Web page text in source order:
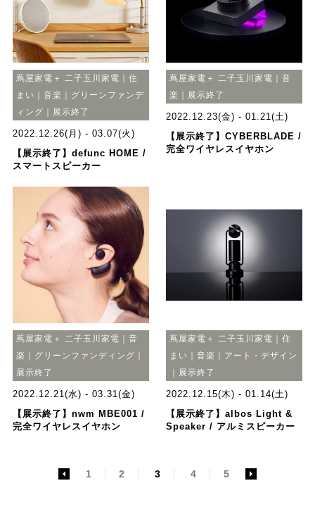
蔦屋家電＋ 二子玉川家電｜住
まい｜音楽｜グリーンファンデ
ィング｜展示終了
2022.12.26(月) - 03.07(火)
【展示終了】defunc HOME /
スマートスピーカー
蔦屋家電＋ 二子玉川家電｜音
楽｜展示終了
2022.12.23(金) - 01.21(土)
【展示終了】CYBERBLADE /
完全ワイヤレスイヤホン
蔦屋家電＋ 二子玉川家電｜音
楽｜グリーンファンディング｜
展示終了
2022.12.21(水) - 03.31(金)
【展示終了】nwm MBE001 /
完全ワイヤレスイヤホン
蔦屋家電＋ 二子玉川家電｜住
まい｜音楽｜アート・デザイン
｜展示終了
2022.12.15(木) - 01.14(土)
【展示終了】albos Light &
Speaker / アルミスピーカー
1 2 3 4 5